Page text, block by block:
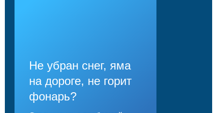
Не убран снег, яма
на дороге, не горит
фонарь?